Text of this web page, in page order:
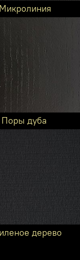
Поры дуба
дерево